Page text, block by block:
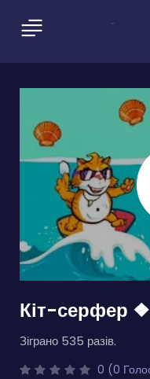
Кіт-серфер
Зіграно 535 разів.
0 (0